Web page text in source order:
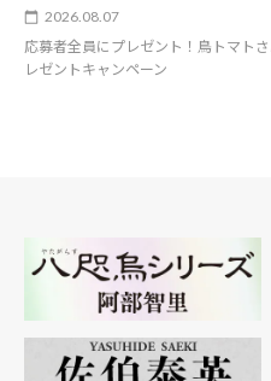
2026.08.07
応募者全員にプレゼント！鳥トマト
レゼントキャンペーン